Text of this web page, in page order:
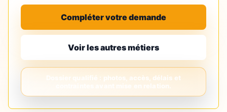
Compléter votre demande
Voir les autres métiers